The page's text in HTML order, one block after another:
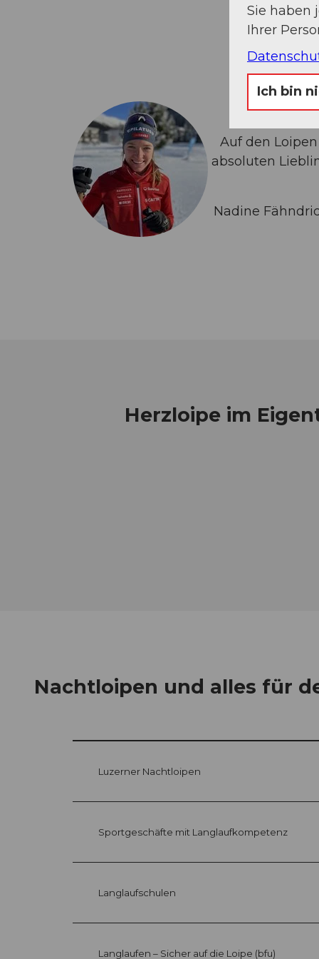
Auf den
absoluten
Nadine
Herzloipe im
Nachtloipen und alles für
Luzerner Nachtloipen
Sportgeschäfte mit Langlaufkompetenz
Langlaufschulen
Langlaufen – Sicher auf die Loipe (bfu)
Sie haben
Ihrer
Ich bin